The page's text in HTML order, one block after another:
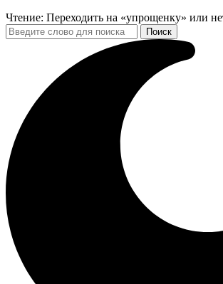
Чтение: Переходить на «упрощенку» или